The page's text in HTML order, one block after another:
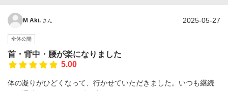
M Aki. さん 2025-05-27
全体公開
首・背中・腰が楽になりました
5.00
体の凝りがひどくなって、行かせていただきました。いつも継続